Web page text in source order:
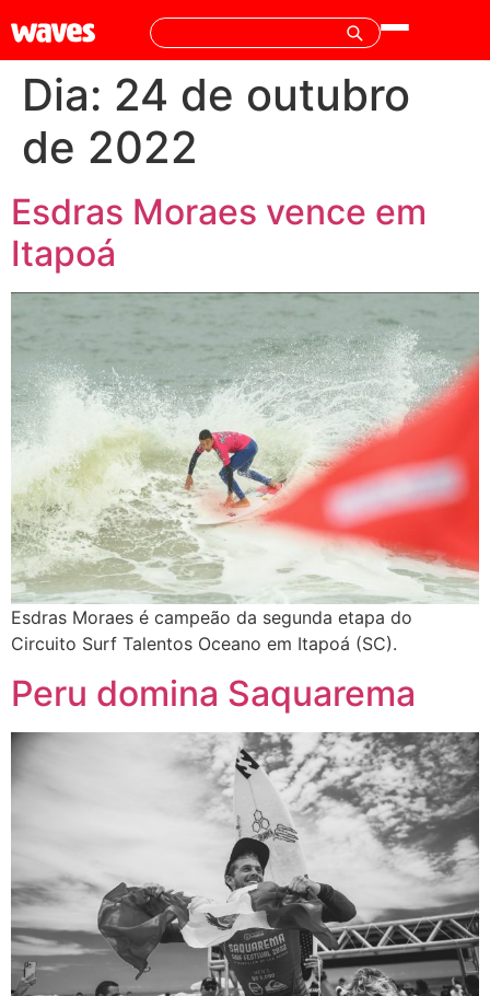
Dia: 24 de outubro
de 2022
Esdras Moraes vence em
Itapoá
Esdras Moraes é campeão da segunda etapa do
Circuito Surf Talentos Oceano em Itapoá (SC).
Peru domina Saquarema